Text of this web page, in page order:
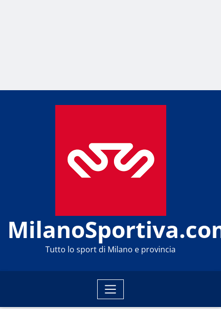
Tutto lo sport di Milano e provincia